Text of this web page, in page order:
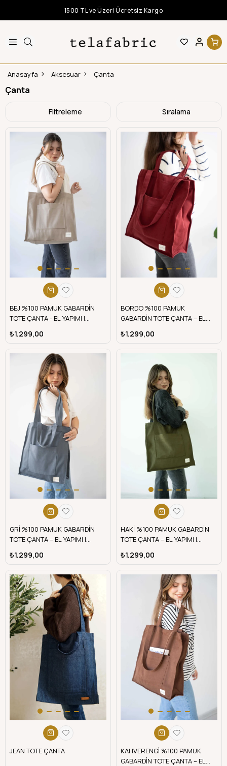
1500 TL ve Üzeri Ücretsiz Kargo
Anasayfa Aksesuar Çanta
Çanta
Filtreleme Sıralama
BEJ %100 PAMUK GABARDİN
TOTE ÇANTA - EL YAPIMI |
₺1.299,00
BORDO %100 PAMUK
GABARDİN TOTE ÇANTA – EL
Trendi | telafabric
₺1.299,00
GRİ %100 PAMUK GABARDİN
TOTE ÇANTA – EL YAPIMI |
₺1.299,00
HAKİ %100 PAMUK GABARDİN
TOTE ÇANTA – EL YAPIMI |
₺1.299,00
JEAN TOTE ÇANTA
KAHVERENGİ %100 PAMUK
GABARDİN TOTE ÇANTA – EL